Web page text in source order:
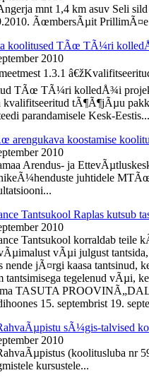
mnt 1,4 km asuv Seli
ÃœmbersÃµit
koolitused TÃœ TÃ¼ri
2010
1.3.1
TÃœ TÃ¼ri kolledÅ¾i
kvalifitseeritud tÃ¶Ã¶jÃµu
parandamisele Kesk-Eestis...
arengukava koostamise
2010
Arendus- ja
juhtidele
Tantsukool Raplas kutsub
2010
Tantsukool korraldab teile
vÃµi julgust
nende jÃ¤rgi kaasa tantsinud,
tantsimisega tegelenud vÃµi,
TASUTA
15. septembrist 19.
sÃ¼gis-talvised
2010
(koolitusluba nr
kursustele...